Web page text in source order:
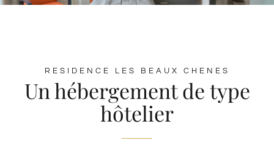
RESIDENCE LES BEAUX CHENES
Un hébergement de type
hôtelier